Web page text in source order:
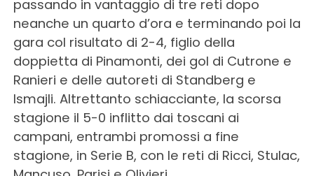
passando in vantaggio di tre reti dopo
neanche un quarto d’ora e terminando poi la
gara col risultato di 2-4, figlio della
doppietta di Pinamonti, dei gol di Cutrone e
Ranieri e delle autoreti di Standberg e
Ismajli. Altrettanto schiacciante, la scorsa
stagione il 5-0 inflitto dai toscani ai
campani, entrambi promossi a fine
stagione, in Serie B, con le reti di Ricci, Stulac,